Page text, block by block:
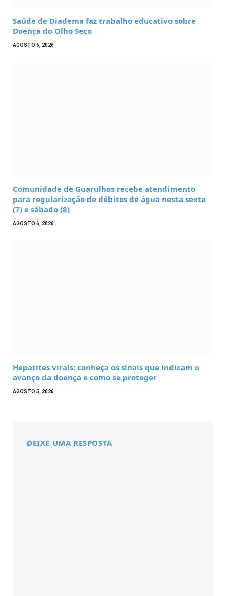
Saúde de Diadema faz trabalho educativo sobre
Doença do Olho Seco
AGOSTO 6, 2026
Comunidade de Guarulhos recebe atendimento
para regularização de débitos de água nesta sexta
(7) e sábado (8)
AGOSTO 6, 2026
Hepatites virais: conheça os sinais que indicam o
avanço da doença e como se proteger
AGOSTO 5, 2026
DEIXE UMA RESPOSTA